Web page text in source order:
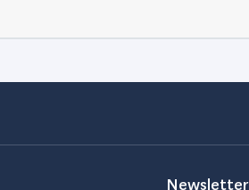
Newsletter